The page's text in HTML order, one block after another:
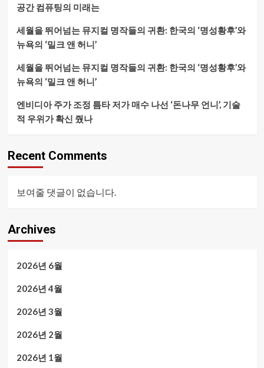
공간 컴퓨팅의 미래는
세월을 뛰어넘는 뮤지컬 명작들의 귀환: 한국의 ‘명성황후’와
뉴욕의 ‘밀크 앤 허니’
세월을 뛰어넘는 뮤지컬 명작들의 귀환: 한국의 ‘명성황후’와
뉴욕의 ‘밀크 앤 허니’
엔비디아 주가 조정 틈타 저가 매수 나선 ‘돈나무 언니’, 기술
적 우위가 확신 줬나
Recent Comments
보여줄 댓글이 없습니다.
Archives
2026년 6월
2026년 4월
2026년 3월
2026년 2월
2026년 1월